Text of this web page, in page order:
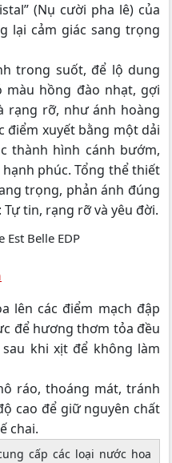
(Nụ cười pha lê) của
lại cảm giác sang trọng
trong suốt, để lộ dung
hồng đào nhạt, gợi
rạng rỡ, như ánh hoàng
điểm xuyết bằng một dải
thành hình cánh bướm,
phúc. Tổng thể thiết
trọng, phản ánh đúng
tin, rạng rỡ và yêu đời.
lên các điểm mạch đập
để hương thơm tỏa đều
khi xịt để không làm
ráo, thoáng mát, tránh
cao để giữ nguyên chất
chai.
cấp các loại nước hoa